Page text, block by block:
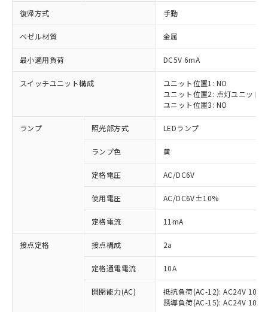
復帰方式 手動
ベゼル材質 金属
最小適用負荷 DC5V 6mA
スイッチユニット構成
ユニット位置1: NO
ユニット位置2: 点灯ユニット
ユニット位置3: NO
ランプ 照光部方式 LEDランプ
ランプ色 黄
定格電圧 AC/DC6V
使用電圧 AC/DC6V±10%
定格電流 11mA
接点定格 接点構成 2a
定格通電電流 10A
開閉能力(AC)
抵抗負荷(AC-12): AC24V 10A/
誘導負荷(AC-15): AC24V
ご利用条件
以下の条件をお読みいただき、同意のうえ
ご利用ください。
本サービスは、当社制御機器事業取扱
商品の当社在庫状況および標準価格
(税抜)を提供させていただくもので
当社制御機器事業取扱商品の中には、
対応済み：EU RoHS指令（10物質）の
非含有に対応した製品が提供可能な商品で
対応予定：EU RoHS指令（10物質）の非含
有に対応した製品に切り替える予定のある
対応予定なし：EU RoHS指令（10物質）の
非含有に非対応の商品で、対応品を出す予
調査・確認中：EU RoHS指令（10物質）の
非含有の対応状況を調査中または確認中の
非該当品：ライセンス料など無形物で、有
害物質有無と関係のない商品です。
仕入先様の事情により、非含有部品として
「○」：最大均質材料含有率が中国RoHSの
基準値以下であることを示します。
「×」：最大均質材料含有率が中国RoHSの